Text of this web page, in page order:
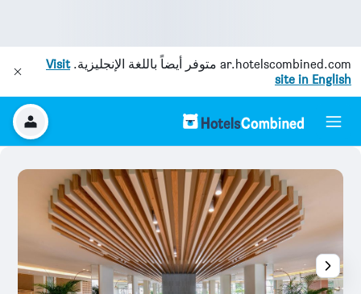
ar.hotelscombined.com متوفر أيضاً باللغة الإنجليزية.Visit
site in English